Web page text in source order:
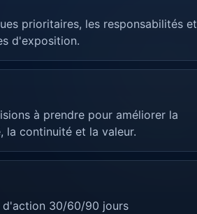
prioritaires, les responsabilités et
d'exposition.
à prendre pour améliorer la
la continuité et la valeur.
d'action 30/60/90 jours